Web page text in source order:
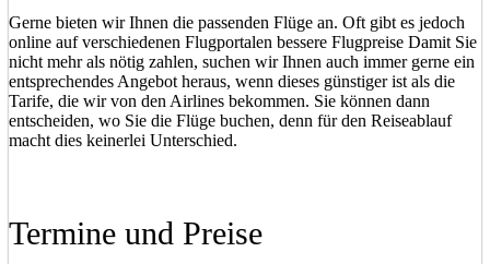
Gerne bieten wir Ihnen die passenden Flüge an. Oft gibt es jedoch
online auf verschiedenen Flugportalen bessere Flugpreise Damit Sie
nicht mehr als nötig zahlen, suchen wir Ihnen auch immer gerne ein
entsprechendes Angebot heraus, wenn dieses günstiger ist als die
Tarife, die wir von den Airlines bekommen. Sie können dann
entscheiden, wo Sie die Flüge buchen, denn für den Reiseablauf
macht dies keinerlei Unterschied.
Termine und Preise